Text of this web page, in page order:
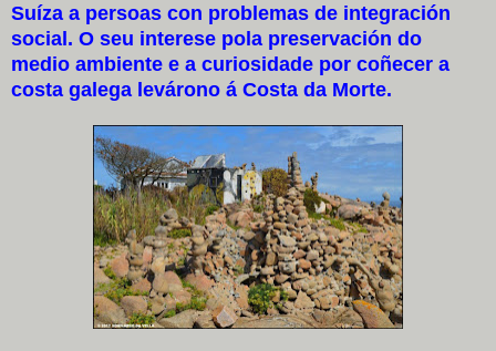
Suíza a persoas con problemas de integración
social. O seu interese pola preservación do
medio ambiente e a curiosidade por coñecer a
costa galega levárono á Costa da Morte.